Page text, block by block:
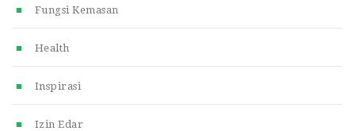
Fungsi Kemasan
Health
Inspirasi
Izin Edar